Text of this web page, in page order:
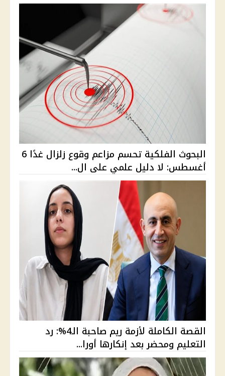
البحوث الفلكية تحسم مزاعم وقوع زلزال غدًا 6
أغسطس: لا دليل علمي على ال...
القصة الكاملة لأزمة ريم صاحبة الـ4%: رد
التعليم ومحضر بعد إنكارها أورا...